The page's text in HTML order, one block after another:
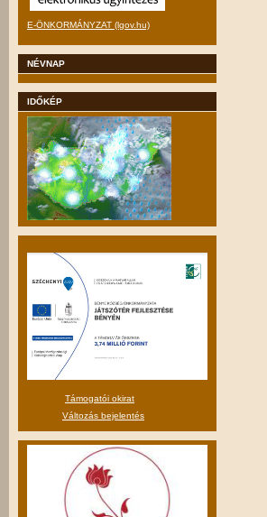
E-ÖNKORMÁNYZAT (lgov.hu)
NÉVNAP
IDŐKÉP
Támogatói okirat
Változás bejelentés